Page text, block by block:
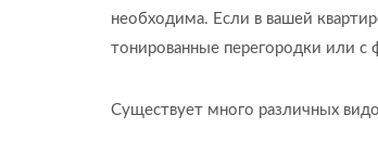
необходима. Если в вашей
тонированные перегородки или с
Существует много различных